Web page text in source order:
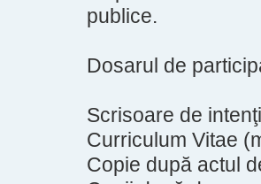
publice.
Dosarul de
Scrisoare de
Curriculum Vitae
Copie după actul